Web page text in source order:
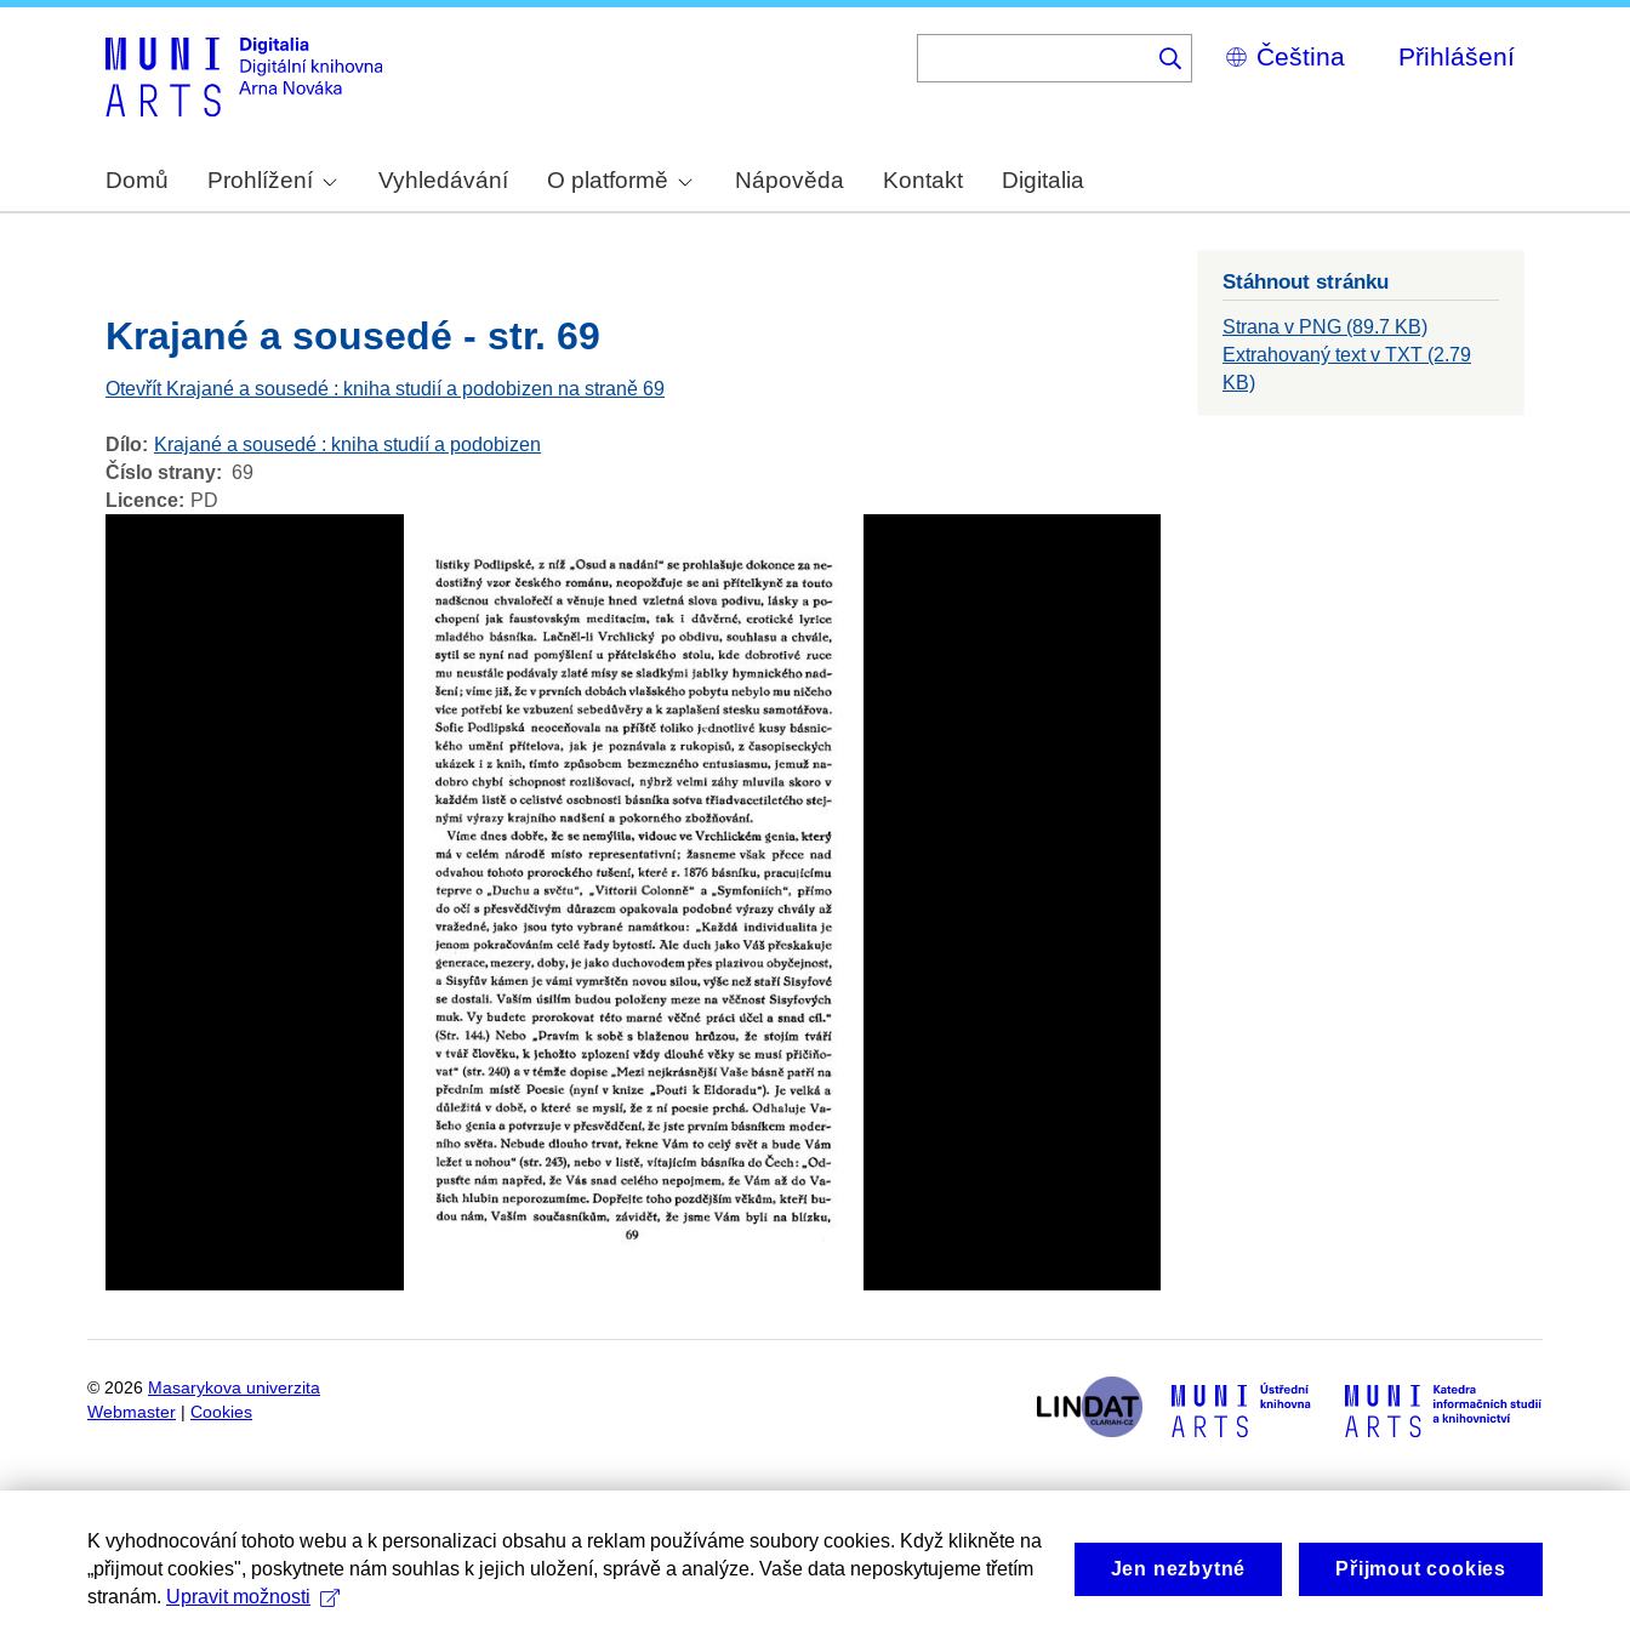
Select
your
Přihlášení
Domů Prohlížení Vyhledávání O platformě Nápověda Kontakt Digitalia
Krajané a sousedé - str. 69
Otevřít Krajané a sousedé : kniha studií a podobizen na straně 69
Dílo
Krajané a sousedé : kniha studií a podobizen
Číslo strany
69
Licence
PD
Stáhnout stránku
Strana v PNG (89.7 KB)
Extrahovaný text v TXT (2.79
KB)
© 2026 Masarykova univerzita
Webmaster
Cookies
K vyhodnocování tohoto webu a k personalizaci obsahu a reklam používáme soubory cookies. Když klikněte na
„přijmout cookies", poskytnete nám souhlas k jejich uložení, správě a analýze. Vaše data neposkytujeme třetím
stranám. Upravit možnosti
Jen nezbytné Přijmout cookies